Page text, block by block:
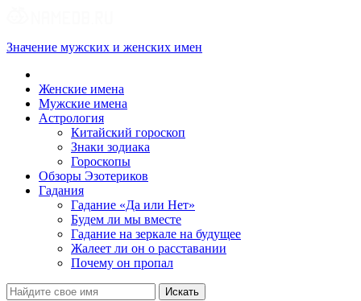
Значение мужских и женских имен
Женские имена
Мужские имена
Астрология
Китайский гороскоп
Знаки зодиака
Гороскопы
Обзоры Эзотериков
Гадания
Гадание «Да или Нет»
Будем ли мы вместе
Гадание на зеркале на будущее
Жалеет ли он о расставании
Почему он пропал